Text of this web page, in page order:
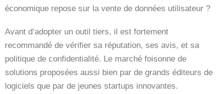
économique repose sur la vente de données utilisateur ?
Avant d’adopter un outil tiers, il est fortement
recommandé de vérifier sa réputation, ses avis, et sa
politique de confidentialité. Le marché foisonne de
solutions proposées aussi bien par de grands éditeurs de
logiciels que par de jeunes startups innovantes.